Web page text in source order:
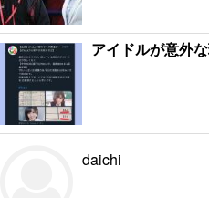
アイドルが意外
daichi